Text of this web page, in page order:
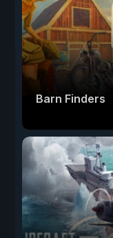
Barn Finders